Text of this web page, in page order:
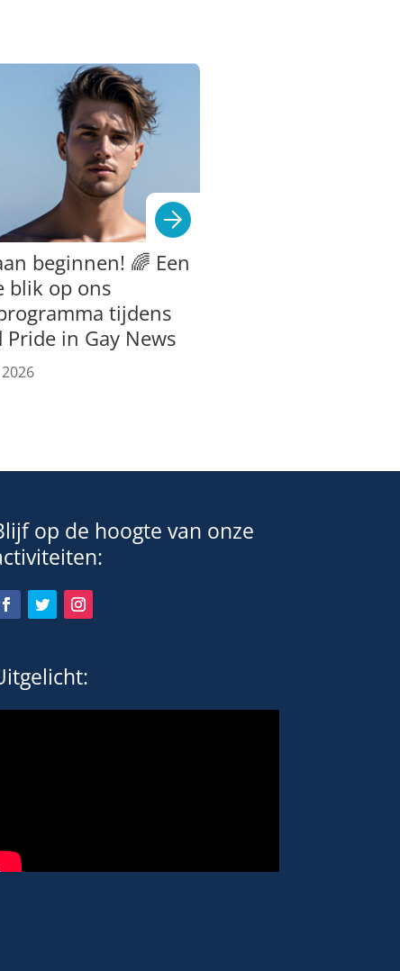
beginnen! 🌈 Een
blik op ons
tijdens
Pride in Gay News
op de hoogte van onze